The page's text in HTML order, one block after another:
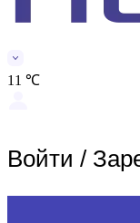
11 ℃
Войти /